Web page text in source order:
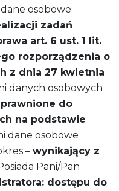
osobowe
zadań
art. 6 ust. 1 lit.
rozporządzenia o
z dnia 27 kwietnia
danych osobowych
do
na podstawie
dane osobowe
– wynikający z
Pani/Pan
dostępu do